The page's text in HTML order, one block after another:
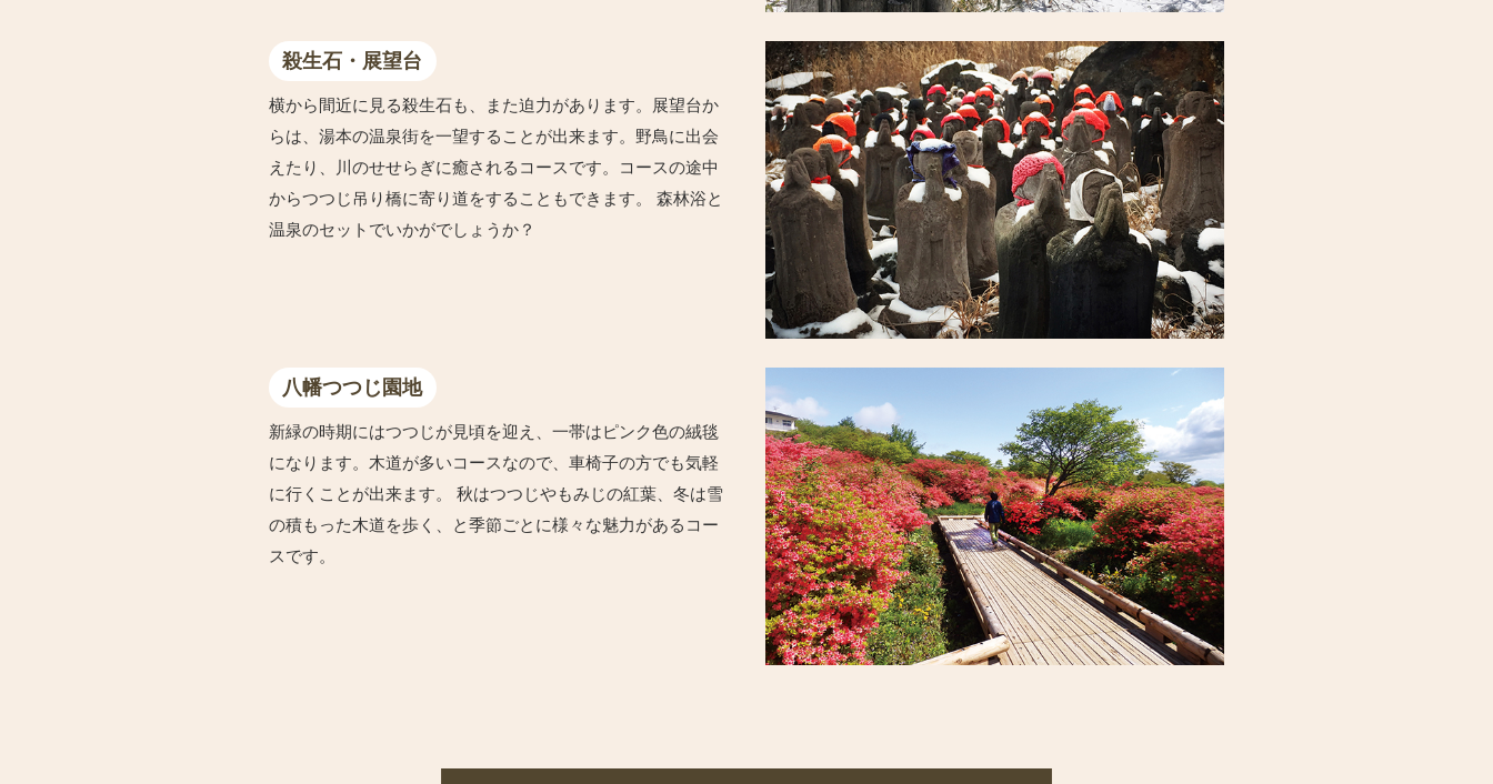
殺生石・展望台
横から間近に見る殺生石も、また迫力があります。展望台か
らは、湯本の温泉街を一望することが出来ます。野鳥に出会
えたり、川のせせらぎに癒されるコースです。コースの途中
からつつじ吊り橋に寄り道をすることもできます。 森林浴と
温泉のセットでいかがでしょうか？
八幡つつじ園地
新緑の時期にはつつじが見頃を迎え、一帯はピンク色の絨毯
になります。木道が多いコースなので、車椅子の方でも気軽
に行くことが出来ます。 秋はつつじやもみじの紅葉、冬は雪
の積もった木道を歩く、と季節ごとに様々な魅力があるコー
スです。